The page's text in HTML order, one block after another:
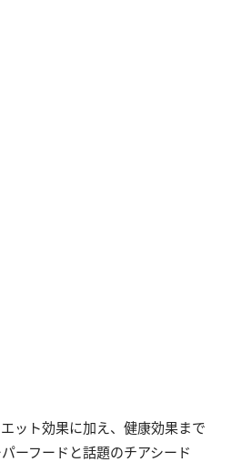
ット効果に加え、健康効果まで
ーフードと話題のチアシード